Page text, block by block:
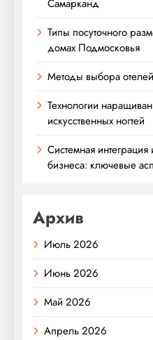
Самарканд
Типы посуточного
домах Подмосковья
Методы выбора
Технологии
искусственных ногтей
Системная
бизнеса: ключевые
Архив
Июль 2026
Июнь 2026
Май 2026
Апрель 2026